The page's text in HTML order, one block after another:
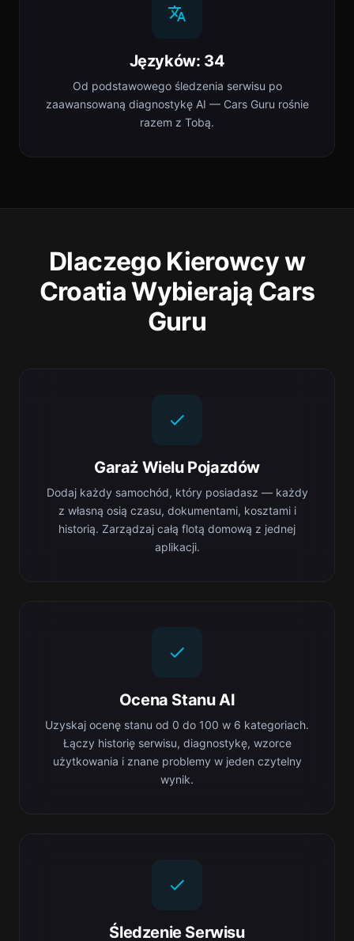
Języków: 34
Od podstawowego śledzenia serwisu po
zaawansowaną diagnostykę AI — Cars Guru rośnie
razem z Tobą.
Dlaczego Kierowcy w
Croatia Wybierają Cars
Guru
Garaż Wielu Pojazdów
Dodaj każdy samochód, który posiadasz — każdy
z własną osią czasu, dokumentami, kosztami i
historią. Zarządzaj całą flotą domową z jednej
aplikacji.
Ocena Stanu AI
Uzyskaj ocenę stanu od 0 do 100 w 6 kategoriach.
Łączy historię serwisu, diagnostykę, wzorce
użytkowania i znane problemy w jeden czytelny
wynik.
Śledzenie Serwisu